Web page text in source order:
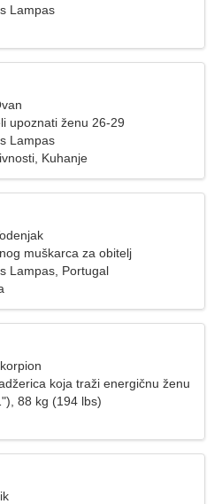
Lampas
upoznati ženu 26-29
Lampas
Kuhanje
muškarca za obitelj
Lampas, Portugal
koja traži energičnu ženu
88 kg (194 lbs)